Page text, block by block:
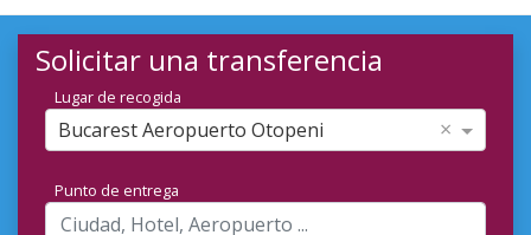
Solicitar una transferencia
Lugar de recogida
Bucarest Aeropuerto Otopeni ×
Punto de entrega